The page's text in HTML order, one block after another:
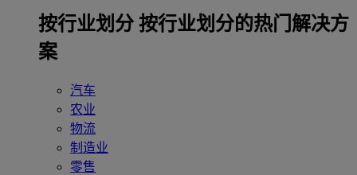
‌按行业划分 按行业划分的热门解决方
案
汽车
农业
物流
制造业
零售